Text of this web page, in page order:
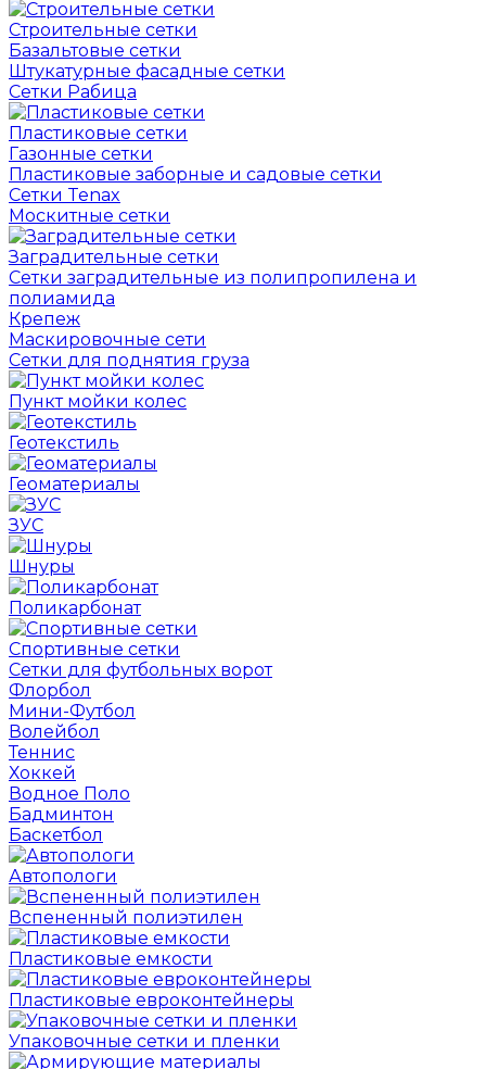
Строительные сетки
Базальтовые сетки
Штукатурные фасадные сетки
Сетки Рабица
Пластиковые сетки
Газонные сетки
Пластиковые заборные и садовые сетки
Сетки Tenax
Москитные сетки
Заградительные сетки
Сетки заградительные из полипропилена и
полиамида
Крепеж
Маскировочные сети
Сетки для поднятия груза
Пункт мойки колес
Геотекстиль
Геоматериалы
ЗУС
Шнуры
Поликарбонат
Спортивные сетки
Сетки для футбольных ворот
Флорбол
Мини-Футбол
Волейбол
Теннис
Хоккей
Водное Поло
Бадминтон
Баскетбол
Автопологи
Вспененный полиэтилен
Пластиковые емкости
Пластиковые евроконтейнеры
Упаковочные сетки и пленки